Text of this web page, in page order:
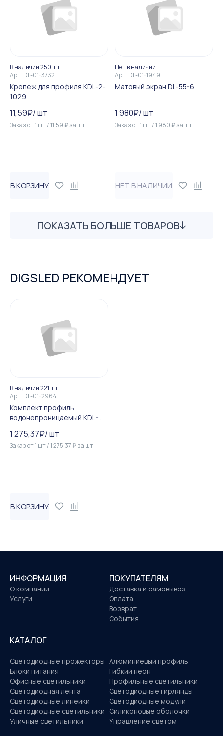
В наличии 250 шт
Арт. DL-01-3732
Крепеж для профиля KDL-2-
1029
11,59₽/шт
Заказ от1 шт/11,59 ₽за шт
В КОРЗИНУ
Нет в наличии
Арт. DL-01-1949
Матовый экран DL-55-6
1 980₽/шт
Заказ от1 шт/1 980 ₽за шт
НЕТ В НАЛИЧИИ
ПОКАЗАТЬ БОЛЬШЕ ТОВАРОВ
DIGSLED РЕКОМЕНДУЕТ
В наличии 221 шт
Арт. DL-01-2964
Комплект профиль
водонепроницаемый KDL-N-
1 275,37₽/шт
Заказ от1 шт/1 275,37 ₽за шт
В КОРЗИНУ
ИНФОРМАЦИЯ
О компании
Услуги
ПОКУПАТЕЛЯМ
Доставка и самовывоз
Оплата
Возврат
События
КАТАЛОГ
Светодиодные прожекторы Алюминиевый профиль
Блоки питания
Гибкий неон
Офисные светильники
Профильные светильники
Светодиодная лента
Светодиодные гирлянды
Светодиодные линейки
Светодиодные модули
Светодиодные светильники Силиконовые оболочки
Уличные светильники
Управление светом